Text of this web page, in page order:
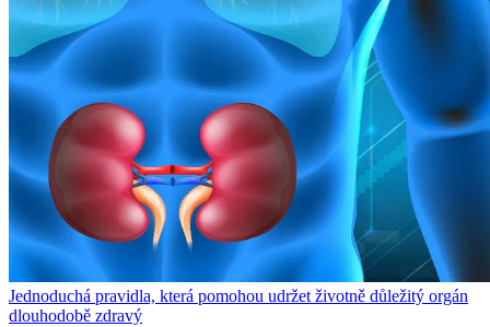
Jednoduchá pravidla, která pomohou udržet životně důležitý orgán
dlouhodobě zdravý